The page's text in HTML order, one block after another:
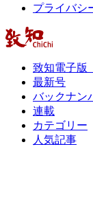
プライバシ
致知電子版
最新号
バックナン
連載
カテゴリー
人気記事